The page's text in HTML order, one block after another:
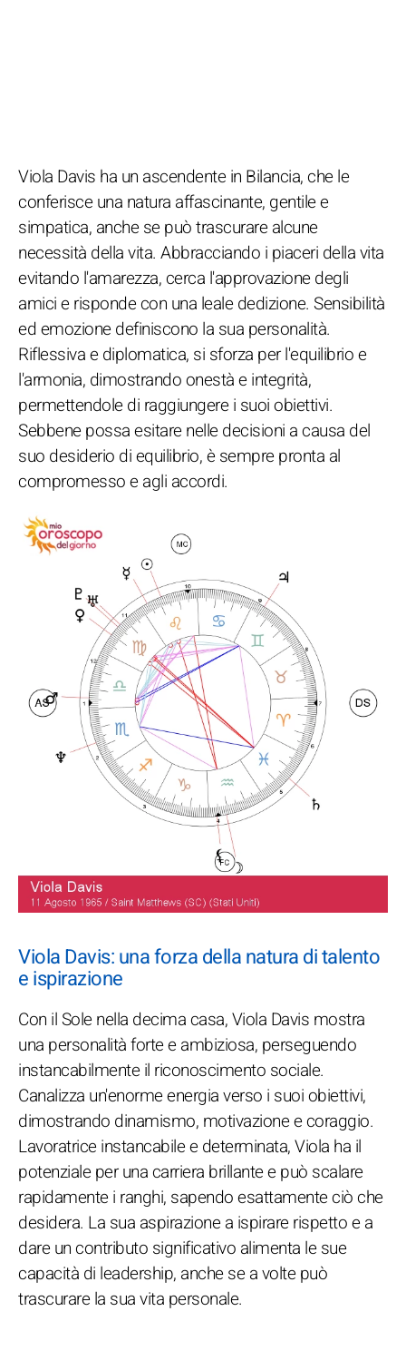
Viola Davis ha un ascendente in Bilancia, che le
conferisce una natura affascinante, gentile e
simpatica, anche se può trascurare alcune
necessità della vita. Abbracciando i piaceri della vita
evitando l'amarezza, cerca l'approvazione degli
amici e risponde con una leale dedizione. Sensibilità
ed emozione definiscono la sua personalità.
Riflessiva e diplomatica, si sforza per l'equilibrio e
l'armonia, dimostrando onestà e integrità,
permettendole di raggiungere i suoi obiettivi.
Sebbene possa esitare nelle decisioni a causa del
suo desiderio di equilibrio, è sempre pronta al
compromesso e agli accordi.
Viola Davis: una forza della natura di talento
e ispirazione
Con il Sole nella decima casa, Viola Davis mostra
una personalità forte e ambiziosa, perseguendo
instancabilmente il riconoscimento sociale.
Canalizza un'enorme energia verso i suoi obiettivi,
dimostrando dinamismo, motivazione e coraggio.
Lavoratrice instancabile e determinata, Viola ha il
potenziale per una carriera brillante e può scalare
rapidamente i ranghi, sapendo esattamente ciò che
desidera. La sua aspirazione a ispirare rispetto e a
dare un contributo significativo alimenta le sue
capacità di leadership, anche se a volte può
trascurare la sua vita personale.